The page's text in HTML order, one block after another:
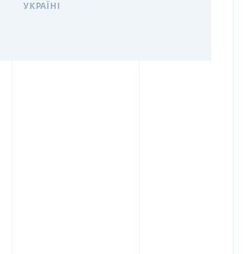
УКРАЇНІ